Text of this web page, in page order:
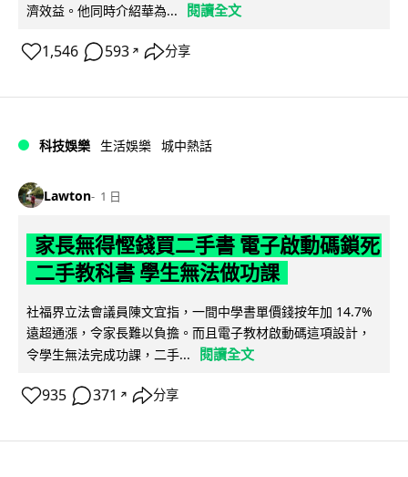
濟效益。他同時介紹華為...
閱讀全文
1,546 593 ↗ 分享
科技娛樂 生活娛樂 城中熱話
Lawton 1 日
家長無得慳錢買二手書 電子啟動碼鎖死
二手教科書 學生無法做功課
社福界立法會議員陳文宜指，一間中學書單價錢按年加 14.7%
遠超通漲，令家長難以負擔。而且電子教材啟動碼這項設計，
令學生無法完成功課，二手...
閱讀全文
935 371 ↗ 分享